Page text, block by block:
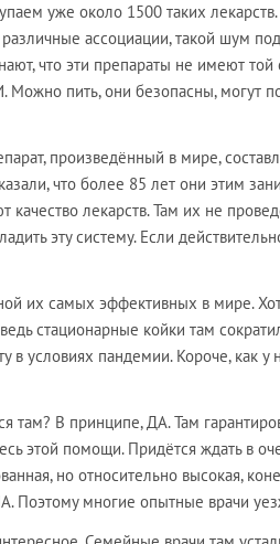
уже около 1500 таких
ассоциации, такой шум
что эти препараты не имеют
пить, они безопасны, могут
произведённый в мире,
что более 85 лет они этим
качество лекарств. Там их не
эту систему. Если
их самых эффективных в мире.
стационарные койки там
в условиях пандемии. Короче, как
там? В принципе, ДА. Там
этой помощи. Придётся ждать в
но относительно высокая,
Поэтому многие опытные врачи